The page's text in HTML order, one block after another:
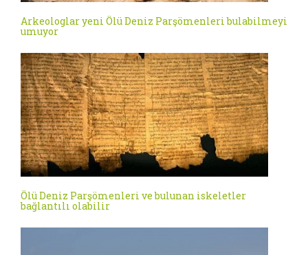
Arkeologlar yeni Ölü Deniz Parşömenleri bulabilmeyi
umuyor
Ölü Deniz Parşömenleri ve bulunan iskeletler
bağlantılı olabilir